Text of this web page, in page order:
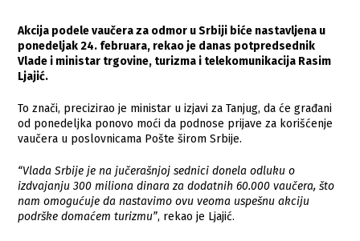
Akcija podele vaučera za odmor u Srbiji biće nastavljena u
ponedeljak 24. februara, rekao je danas potpredsednik
Vlade i ministar trgovine, turizma i telekomunikacija Rasim
Ljajić.
To znači, precizirao je ministar u izjavi za Tanjug, da će građani
od ponedeljka ponovo moći da podnose prijave za korišćenje
vaučera u poslovnicama Pošte širom Srbije.
“Vlada Srbije je na jučerašnjoj sednici donela odluku o
izdvajanju 300 miliona dinara za dodatnih 60.000 vaučera, što
nam omogućuje da nastavimo ovu veoma uspešnu akciju
podrške domaćem turizmu”, rekao je Ljajić.